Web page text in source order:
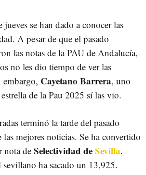
jueves se han dado a conocer las
A pesar de que el pasado
las notas de la PAU de Andalucía,
no les dio tiempo de ver las
Cayetano Barrera, uno
estrella de la Pau 2025 sí las vio.
terminó la tarde del pasado
las mejores noticias. Se ha convertido
nota de Selectividad deSevilla.
sevillano ha sacado un 13,925.